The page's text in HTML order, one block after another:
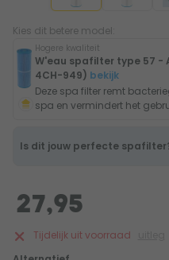
Kies dit betere model:
Hogere kwaliteit
W'eau spafilter type 57 -
4CH-949) bekijk
Deze spa filter remt
spa en vermindert het
Is dit jouw perfecte
27,95
Tijdelijk uit voorraad